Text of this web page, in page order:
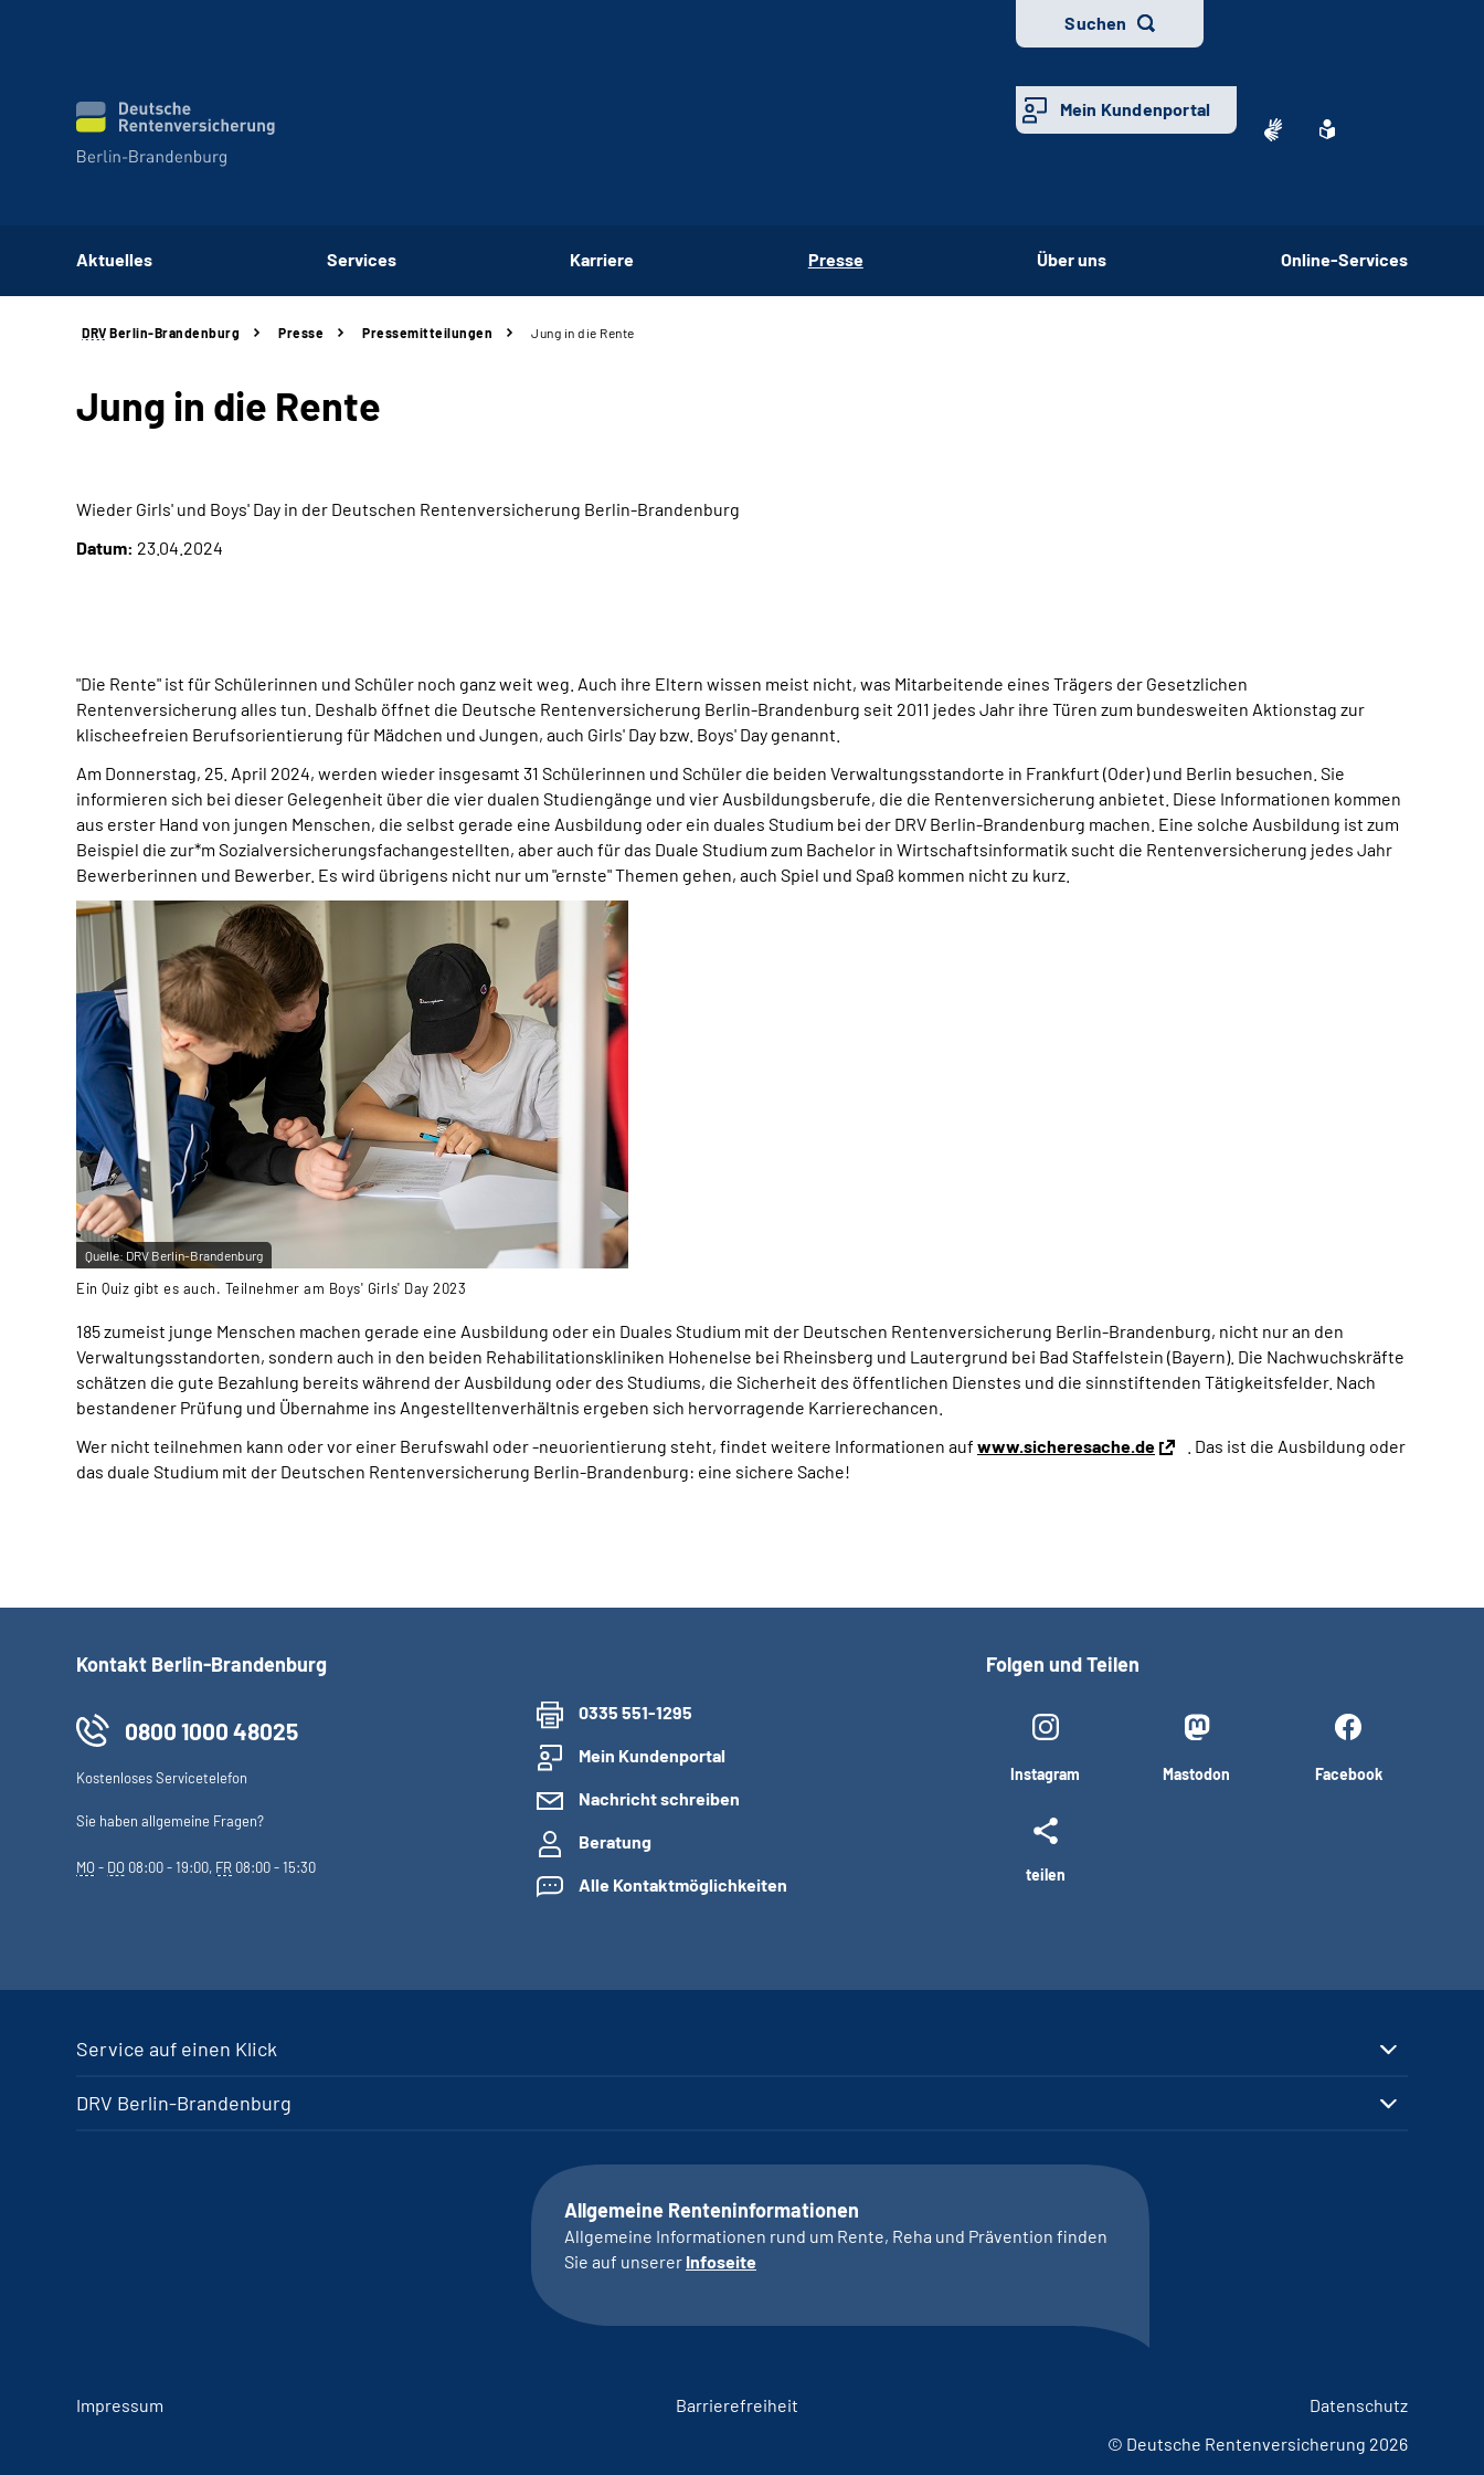
Suchen
Mein Kundenportal
Aktuelles Services Karriere Presse Über uns Online-Services
DRV Berlin-Brandenburg Presse Pressemitteilungen Jung in die Rente
Jung in die Rente
Wieder Girls' und Boys' Day in der Deutschen Rentenversicherung Berlin-Brandenburg
Datum: 23.04.2024
"Die Rente" ist für Schülerinnen und Schüler noch ganz weit weg. Auch ihre Eltern wissen meist nicht, was Mitarbeitende eines Trägers der Gesetzlichen
Rentenversicherung alles tun. Deshalb öffnet die Deutsche Rentenversicherung Berlin-Brandenburg seit 2011 jedes Jahr ihre Türen zum bundesweiten Aktionstag zur
klischeefreien Berufsorientierung für Mädchen und Jungen, auch Girls' Day bzw. Boys' Day genannt.
Am Donnerstag, 25. April 2024, werden wieder insgesamt 31 Schülerinnen und Schüler die beiden Verwaltungsstandorte in Frankfurt (Oder) und Berlin besuchen. Sie
informieren sich bei dieser Gelegenheit über die vier dualen Studiengänge und vier Ausbildungsberufe, die die Rentenversicherung anbietet. Diese Informationen kommen
aus erster Hand von jungen Menschen, die selbst gerade eine Ausbildung oder ein duales Studium bei der DRV Berlin-Brandenburg machen. Eine solche Ausbildung ist zum
Beispiel die zur*m Sozialversicherungsfachangestellten, aber auch für das Duale Studium zum Bachelor in Wirtschaftsinformatik sucht die Rentenversicherung jedes Jahr
Bewerberinnen und Bewerber. Es wird übrigens nicht nur um "ernste" Themen gehen, auch Spiel und Spaß kommen nicht zu kurz.
Quelle: DRV Berlin-Brandenburg
Ein Quiz gibt es auch. Teilnehmer am Boys' Girls' Day 2023
185 zumeist junge Menschen machen gerade eine Ausbildung oder ein Duales Studium mit der Deutschen Rentenversicherung Berlin-Brandenburg, nicht nur an den
Verwaltungsstandorten, sondern auch in den beiden Rehabilitationskliniken Hohenelse bei Rheinsberg und Lautergrund bei Bad Staffelstein (Bayern). Die Nachwuchskräfte
schätzen die gute Bezahlung bereits während der Ausbildung oder des Studiums, die Sicherheit des öffentlichen Dienstes und die sinnstiftenden Tätigkeitsfelder. Nach
bestandener Prüfung und Übernahme ins Angestelltenverhältnis ergeben sich hervorragende Karrierechancen.
Wer nicht teilnehmen kann oder vor einer Berufswahl oder -neuorientierung steht, findet weitere Informationen auf www.sicheresache.de
. Das ist die Ausbildung oder
das duale Studium mit der Deutschen Rentenversicherung Berlin-Brandenburg: eine sichere Sache!
Kontakt Berlin-Brandenburg
0800 1000 48025
Kostenloses Servicetelefon
Sie haben allgemeine Fragen?
MO- DO 08:00 - 19:00, FR 08:00 - 15:30
0335 551-1295
Mein Kundenportal
Nachricht schreiben
Beratung
Alle Kontaktmöglichkeiten
Folgen und Teilen
Instagram Mastodon Facebook
teilen
Service auf einen Klick
DRV Berlin-Brandenburg
Allgemeine Renteninformationen
Allgemeine Informationen rund um Rente, Reha und Prävention finden
Sie auf unserer Infoseite
Impressum Barrierefreiheit
Datenschutz
© Deutsche Rentenversicherung 2026